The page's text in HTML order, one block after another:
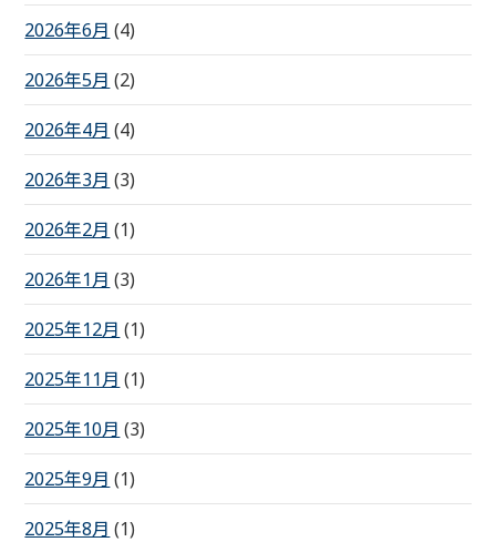
2026年6月 (4)
2026年5月 (2)
2026年4月 (4)
2026年3月 (3)
2026年2月 (1)
2026年1月 (3)
2025年12月 (1)
2025年11月 (1)
2025年10月 (3)
2025年9月 (1)
2025年8月 (1)